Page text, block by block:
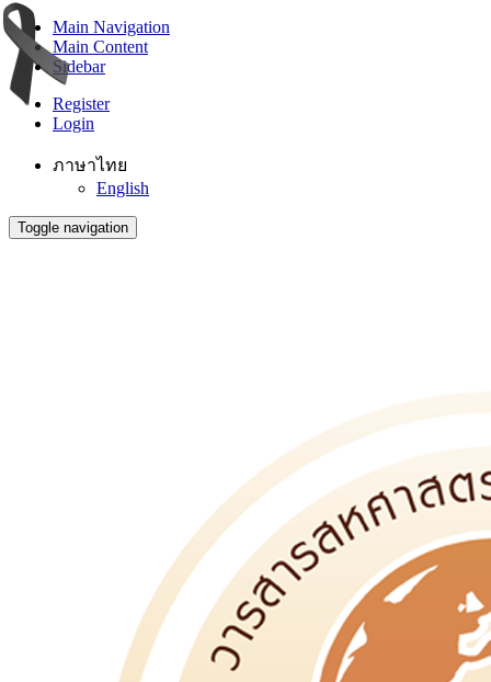
Main Navigation
Main Content
Sidebar
Register
Login
ภาษาไทย
English
Toggle navigation